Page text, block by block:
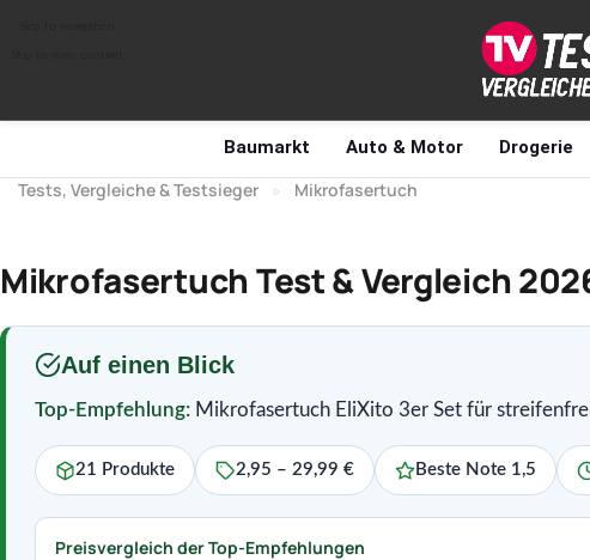
Baumarkt Auto & Motor Drogerie
Tests, Vergleiche & Testsieger » Mikrofasertuch
Mikrofasertuch Test & Vergleich
Auf einen Blick
Top-Empfehlung: Mikrofasertuch EliXito 3er Set für
21 Produkte 2,95 – 29,99 € Beste Note 1,5
Preisvergleich der Top-Empfehlungen